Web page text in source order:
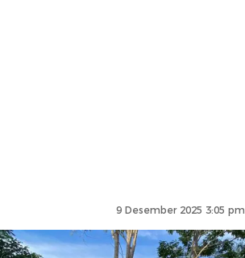
9 Desember 2025 3:05 pm